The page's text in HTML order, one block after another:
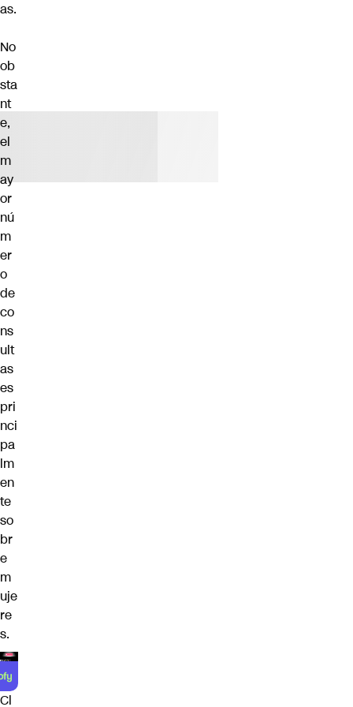
as.
No
ob
sta
nt
e,
el
m
ay
or
nú
m
er
o
de
co
ns
ult
as
es
pri
nci
pa
lm
en
te
so
br
e
m
uje
re
s.
Cl